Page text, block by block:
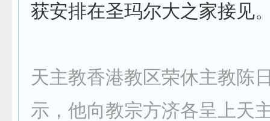
获安排在圣玛尔大之家接见
天主教香港教区荣休主教陈
示，他向教宗方济各呈上天